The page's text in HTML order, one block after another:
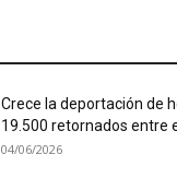
Crece la deportación de
19.500 retornados entre
04/06/2026